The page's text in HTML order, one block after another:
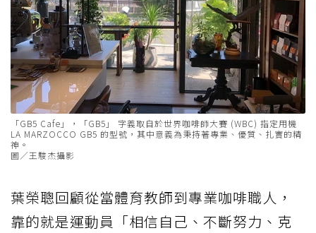
「GB5 Cafe」，「GB5」 字義取自於世界咖啡師大賽 (WBC) 指定用機
LA MARZOCCO GB5 的型號，其中意義為秉持著專業、優質、扎實的精
神。
圖／王駿杰攝影
葉榮聰回顧從當體育教師到專業咖啡職人，
靠的就是運動員「相信自己、不斷努力、克